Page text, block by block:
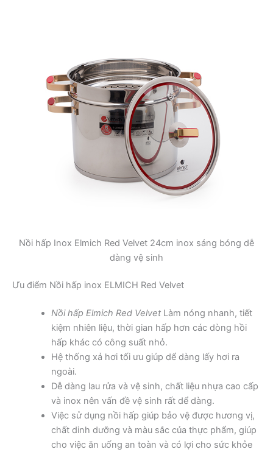
Nồi hấp Inox Elmich Red Velvet 24cm inox sáng bóng dễ
dàng vệ sinh
Ưu điểm Nồi hấp inox ELMICH Red Velvet
Nồi hấp Elmich Red VelvetLàm nóng nhanh, tiết
kiệm nhiên liệu, thời gian hấp hơn các dòng hồi
hấp khác có công suất nhỏ.
Hệ thống xả hơi tối ưu giúp dể dàng lấy hơi ra
ngoài.
Dễ dàng lau rửa và vệ sinh, chất liệu nhựa cao cấp
và inox nên vấn đề vệ sinh rất dể dàng.
Việc sử dụng nồi hấp giúp bảo vệ được hương vị,
chất dinh dưỡng và màu sắc của thực phẩm, giúp
cho việc ăn uống an toàn và có lợi cho sức khỏe